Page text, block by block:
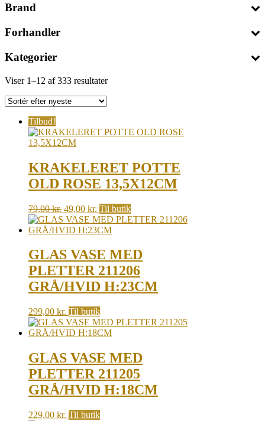
Brand
Forhandler
Kategorier
Viser 1–12 af 333 resultaterSorted
Tilbud!
KRAKELERET POTTE
OLD ROSE 13,5X12CM
79,00kr. Original
price
was:
49,00 kr. Current
price
is:
Til butik
GLAS VASE MED
PLETTER 211206
GRÅ/HVID H:23CM
299,00 kr. Til butik
GLAS VASE MED
PLETTER 211205
GRÅ/HVID H:18CM
229,00 kr. Til butik